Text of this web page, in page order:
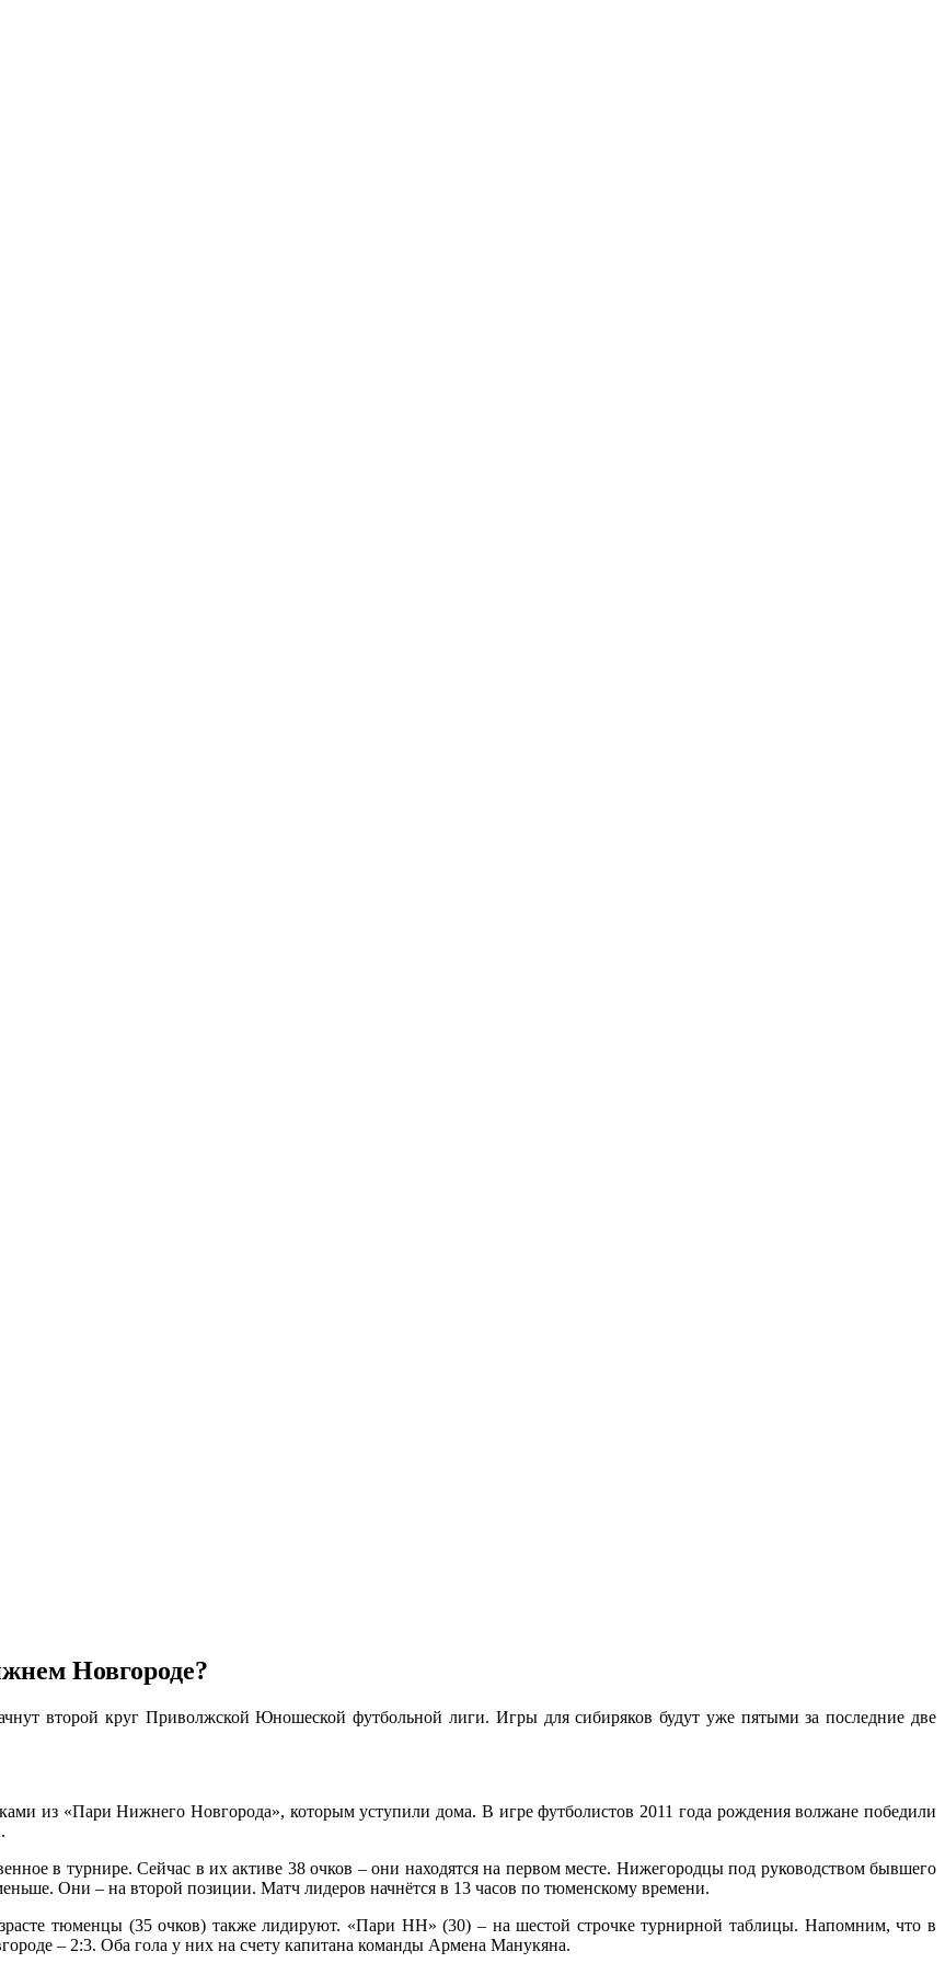
Новгороде?
второй круг Приволжской Юношеской футбольной лиги. Игры для сибиряков будут уже пятыми за последние две
из «Пари Нижнего Новгорода», которым уступили дома. В игре футболистов 2011 года рождения волжане победили
в турнире. Сейчас в их активе 38 очков – они находятся на первом месте. Нижегородцы под руководством бывшего
Они – на второй позиции. Матч лидеров начнётся в 13 часов по тюменскому времени.
тюменцы (35 очков) также лидируют. «Пари НН» (30) – на шестой строчке турнирной таблицы. Напомним, что в
– 2:3. Оба гола у них на счету капитана команды Армена Манукяна.